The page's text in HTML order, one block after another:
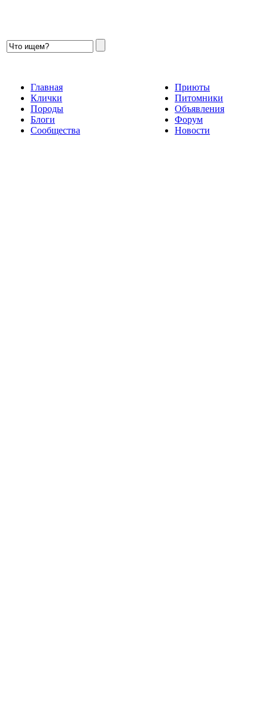
Главная
Клички
Породы
Блоги
Сообщества
Приюты
Питомники
Объявления
Форум
Новости